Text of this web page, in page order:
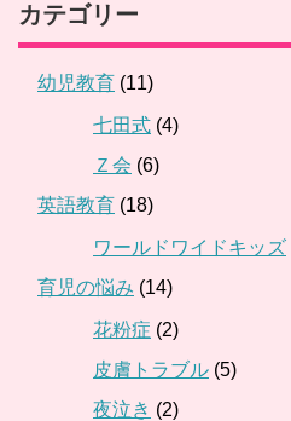
カテゴリー
幼児教育 (11)
七田式 (4)
Ｚ会 (6)
英語教育 (18)
ワールドワイドキッズ
育児の悩み (14)
花粉症 (2)
皮膚トラブル (5)
夜泣き (2)